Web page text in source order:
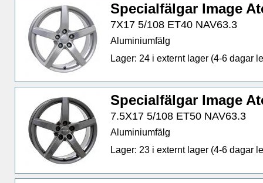
Specialfälgar Image
7X17 5/108 ET40 NAV63.3
Aluminiumfälg
Lager: 24 i externt lager (4-6 dagar
Specialfälgar Image
7.5X17 5/108 ET50 NAV63.3
Aluminiumfälg
Lager: 23 i externt lager (4-6 dagar